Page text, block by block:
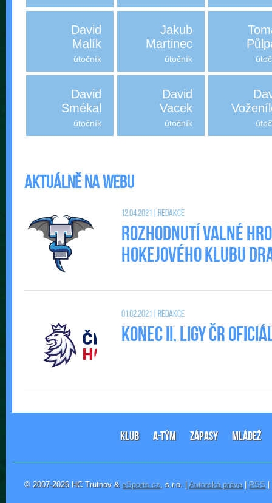
David
Malík
útočník
Jakub
Martinec
útočník
David
Smékal
útočník
David
Vacek
útočník
Aktuálně na webu
12.04.2021 | Redakce
Rozhodnutí valné
Hokejového klubu
01.02.2021 | Redakce
Konec II. Ligy ČR
KLUB A-TÝM ZÁPASY MLÁDEŽ
© 2007-2026 HC Trutnov & eSports.cz, s.r.o. |Autorská práva| RSS |